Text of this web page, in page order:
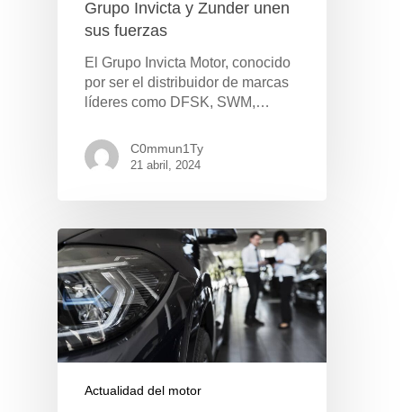
Grupo Invicta y Zunder unen
sus fuerzas
El Grupo Invicta Motor, conocido
por ser el distribuidor de marcas
líderes como DFSK, SWM,…
C0mmun1Ty
21 abril, 2024
Actualidad del motor